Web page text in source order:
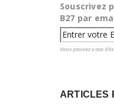
Souscrivez
B27 par
Vous pouvez vous
ARTICLES